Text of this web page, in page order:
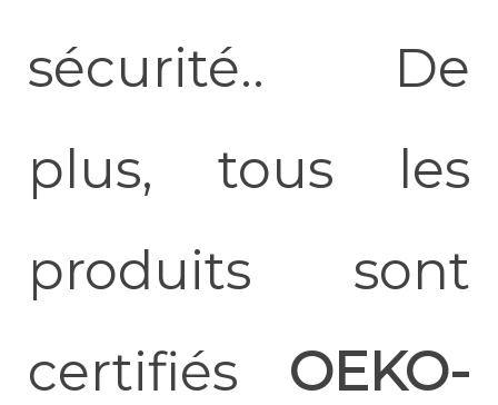
sécurité.. De
plus, tous les
produits sont
certifiés OEKO-